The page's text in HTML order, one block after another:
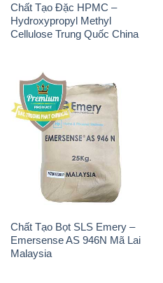
Chất Tạo Đặc HPMC –
Hydroxypropyl Methyl
Cellulose Trung Quốc China
Chất Tạo Bọt SLS Emery –
Emersense AS 946N Mã Lai
Malaysia